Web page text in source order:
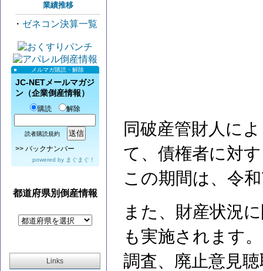
業績推移
・ ゼネコン決算一覧
メルマガ購読・解除
JC-NETメールマガジ
ン（企業倒産情報）
購読 解除
読者購読規約
>> バックナンバー
powered by まぐまぐ！
都道府県別倒産情報
Links
同破産管財人に
て、債権者に対
この期間は、令
また、財産状況
も実施されます
調査、廃止意見